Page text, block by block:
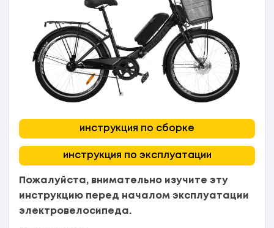
инструкция по сборке
инструкция по эксплуатации
Пожалуйста, внимательно изучите эту
инструкцию перед началом эксплуатации
электровелосипеда.